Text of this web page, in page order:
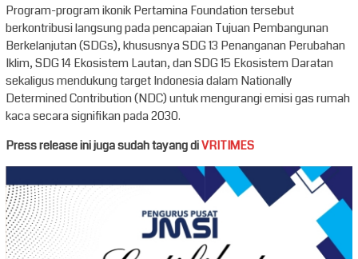
Program-program ikonik Pertamina Foundation tersebut
berkontribusi langsung pada pencapaian Tujuan Pembangunan
Berkelanjutan (SDGs), khususnya SDG 13 Penanganan Perubahan
Iklim, SDG 14 Ekosistem Lautan, dan SDG 15 Ekosistem Daratan
sekaligus mendukung target Indonesia dalam Nationally
Determined Contribution (NDC) untuk mengurangi emisi gas rumah
kaca secara signifikan pada 2030.
Press release ini juga sudah tayang diVRITIMES